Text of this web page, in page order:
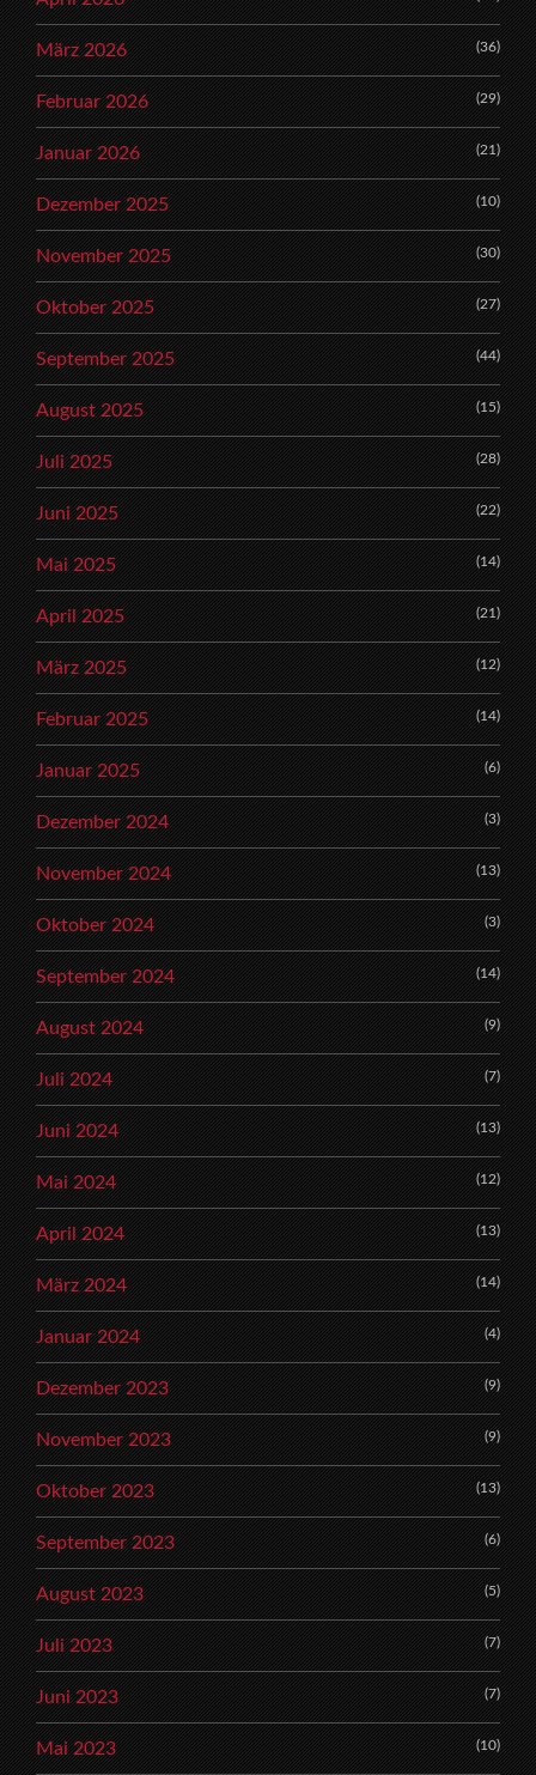
März 2026 (36)
Februar 2026 (29)
Januar 2026 (21)
Dezember 2025 (10)
November 2025 (30)
Oktober 2025 (27)
September 2025 (44)
August 2025 (15)
Juli 2025 (28)
Juni 2025 (22)
Mai 2025 (14)
April 2025 (21)
März 2025 (12)
Februar 2025 (14)
Januar 2025 (6)
Dezember 2024 (3)
November 2024 (13)
Oktober 2024 (3)
September 2024 (14)
August 2024 (9)
Juli 2024 (7)
Juni 2024 (13)
Mai 2024 (12)
April 2024 (13)
März 2024 (14)
Januar 2024 (4)
Dezember 2023 (9)
November 2023 (9)
Oktober 2023 (13)
September 2023 (6)
August 2023 (5)
Juli 2023 (7)
Juni 2023 (7)
Mai 2023 (10)